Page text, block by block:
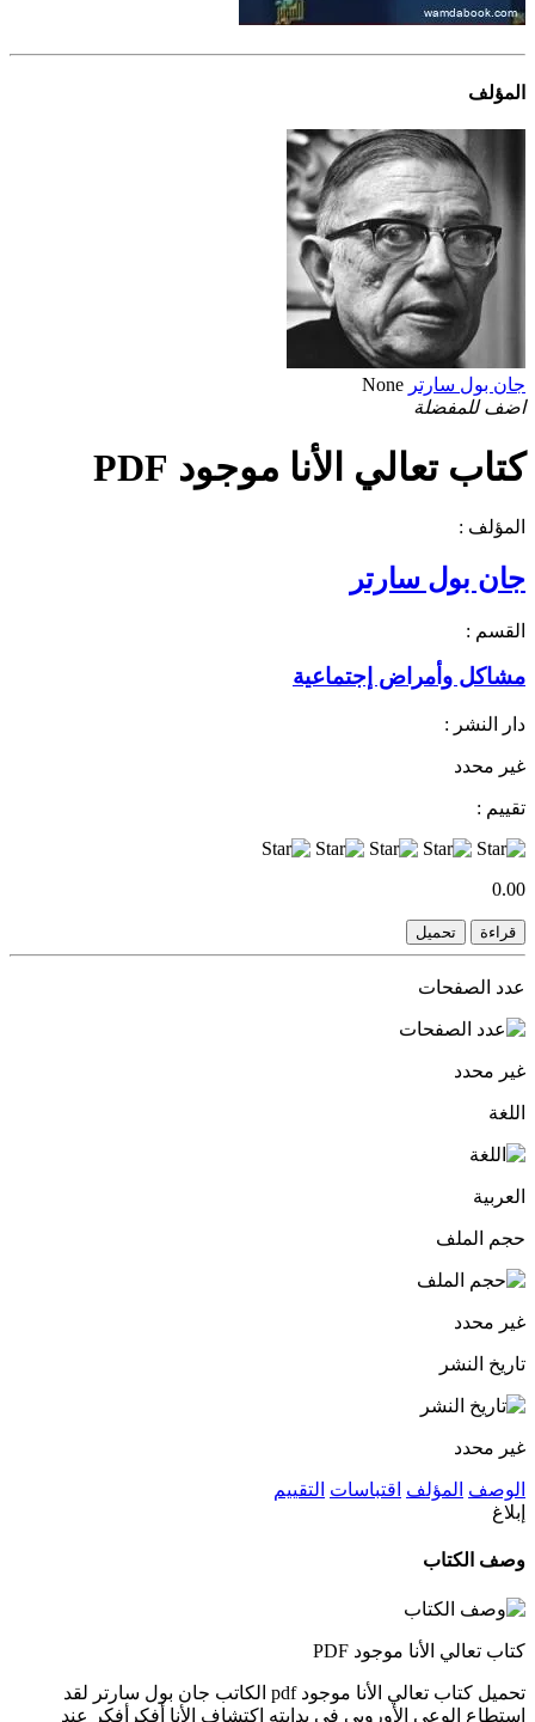
المؤلف
جان بول سارتر None
اضف للمفضلة
كتاب تعالي الأنا موجود PDF
المؤلف :
جان بول سارتر
القسم :
مشاكل وأمراض إجتماعية
دار النشر :
غير محدد
تقييم :
0.00
قراءة تحميل
عدد الصفحات
غير محدد
اللغة
العربية
حجم الملف
غير محدد
تاريخ النشر
غير محدد
الوصف المؤلف اقتباسات التقييم
إبلاغ
وصف الكتاب
كتاب تعالي الأنا موجود PDF
تحميل كتاب تعالي الأنا موجود pdf الكاتب جان بول سارتر لقد
استطاع الوعي الأوروبي في بدايته اكتشاف الأنا أفكرأفكر عند